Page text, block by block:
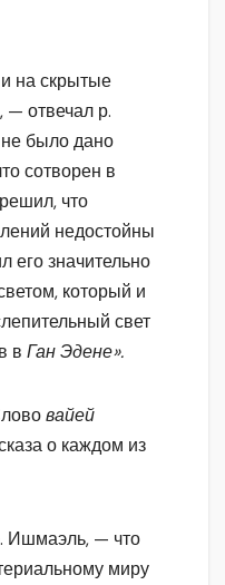
на скрытые
— отвечал р.
было дано
сотворен в
что
недостойны
его значительно
который и
свет
в Ган Эдене».
вайей
о каждом из
Ишмаэль, — что
миру